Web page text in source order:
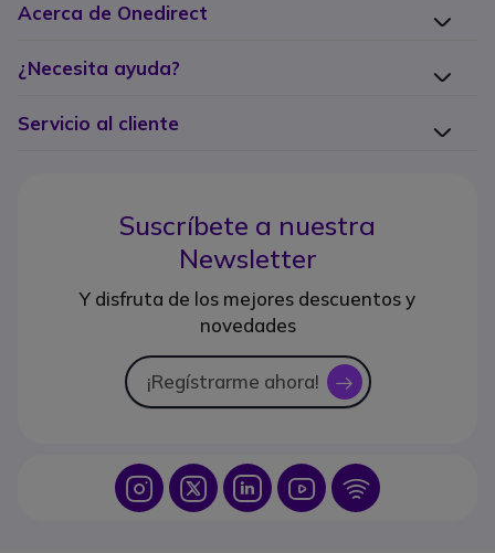
Acerca de Onedirect
¿Necesita ayuda?
Servicio al cliente
Suscríbete a nuestra
Newsletter
Y disfruta de los mejores descuentos y
novedades
¡Regístrarme ahora! icon
Icon IconIcon Icon Icon